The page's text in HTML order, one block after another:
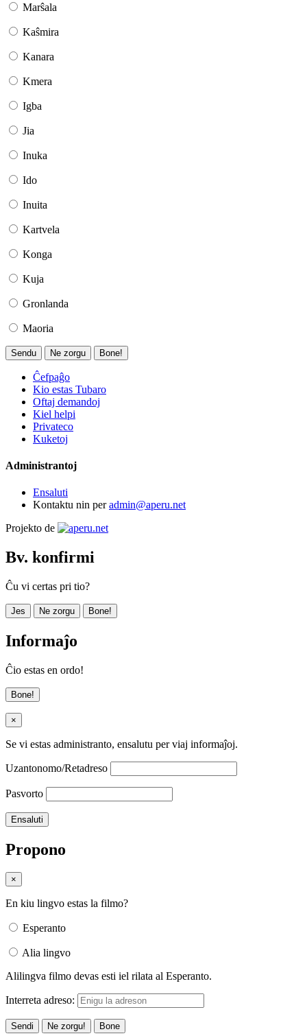
Marŝala
Kaŝmira
Kanara
Kmera
Igba
Jia
Inuka
Ido
Inuita
Kartvela
Konga
Kuja
Gronlanda
Maoria
Sendu Ne zorgu Bone!
Ĉefpaĝo
Kio estas Tubaro
Oftaj demandoj
Kiel helpi
Privateco
Kuketoj
Administrantoj
Ensaluti
Kontaktu nin peradmin@aperu.net
Projekto de
Bv. konfirmi
Ĉu vi certas pri tio?
Jes Ne zorgu Bone!
Informaĵo
Ĉio estas en ordo!
Bone!
×
Se vi estas administranto, ensalutu per viaj informaĵoj.
Uzantonomo/Retadreso
Pasvorto
Propono
×
En kiu lingvo estas la filmo?
Esperanto
Alia lingvo
Alilingva filmo devas esti iel rilata al Esperanto.
Interreta adreso:
Sendi Ne zorgu! Bone